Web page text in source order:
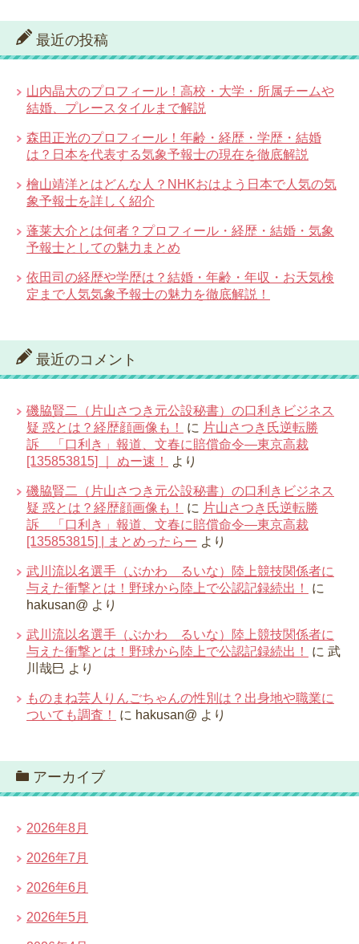
最近の投稿
山内晶大のプロフィール！高校・大学・所属チームや
結婚、プレースタイルまで解説
森田正光のプロフィール！年齢・経歴・学歴・結婚
は？日本を代表する気象予報士の現在を徹底解説
檜山靖洋とはどんな人？NHKおはよう日本で人気の気
象予報士を詳しく紹介
蓬莱大介とは何者？プロフィール・経歴・結婚・気象
予報士としての魅力まとめ
依田司の経歴や学歴は？結婚・年齢・年収・お天気検
定まで人気気象予報士の魅力を徹底解説！
最近のコメント
磯脇賢二（片山さつき元公設秘書）の口利きビジネス
疑 惑とは？経歴顔画像も！
に 片山さつき氏逆転勝
訴 「口利き」報道、文春に賠償命令―東京高裁
[135853815] ｜ ぬー速！
より
磯脇賢二（片山さつき元公設秘書）の口利きビジネス
疑 惑とは？経歴顔画像も！
に 片山さつき氏逆転勝
訴 「口利き」報道、文春に賠償命令―東京高裁
[135853815] | まとめったらー より
武川流以名選手（ぶかわ るいな）陸上競技関係者に
与えた衝撃とは！野球から陸上で公認記録続出！
に
hakusan@ より
武川流以名選手（ぶかわ るいな）陸上競技関係者に
与えた衝撃とは！野球から陸上で公認記録続出！
に 武
川哉巳 より
ものまね芸人りんごちゃんの性別は？出身地や職業に
ついても調査！
に hakusan@ より
アーカイブ
2026年8月
2026年7月
2026年6月
2026年5月